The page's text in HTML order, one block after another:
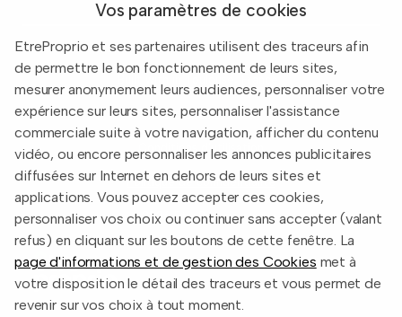
Informations légales
Conditions d'utilisation
Politique de confidentialité
2026 EtreProprio.com
Vos paramètres de cookies
EtreProprio et ses partenaires utilisent des traceurs afin
de permettre le bon fonctionnement de leurs sites,
mesurer anonymement leurs audiences, personnaliser votre
expérience sur leurs sites, personnaliser l'assistance
commerciale suite à votre navigation, afficher du contenu
vidéo, ou encore personnaliser les annonces publicitaires
diffusées sur Internet en dehors de leurs sites et
applications. Vous pouvez accepter ces cookies,
personnaliser vos choix ou continuer sans accepter (valant
refus) en cliquant sur les boutons de cette fenêtre. La
page d'informations et de gestion des Cookies met à
votre disposition le détail des traceurs et vous permet de
revenir sur vos choix à tout moment.